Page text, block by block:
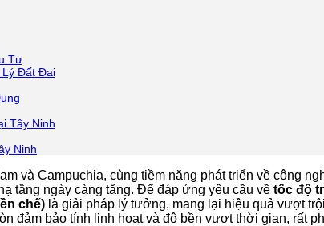
Tư
Lý Đất Đai
Tây Ninh
Ninh
và Campuchia, cùng tiềm năng phát triển về công
tầng ngày càng tăng. Để đáp ứng yêu cầu về tốc độ
chế) là giải pháp lý tưởng, mang lại hiệu quả vượt
đảm bảo tính linh hoạt và độ bền vượt thời gian, rất